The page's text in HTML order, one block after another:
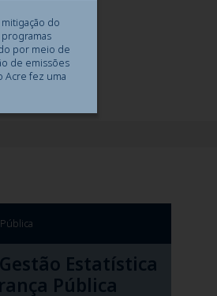
Gestão Estatística
Pública
do
por meio de
de emissões
Acre fez uma